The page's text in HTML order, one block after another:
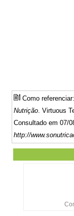
Como
Nutrição. Virtuous
Consultado em 07/
http://